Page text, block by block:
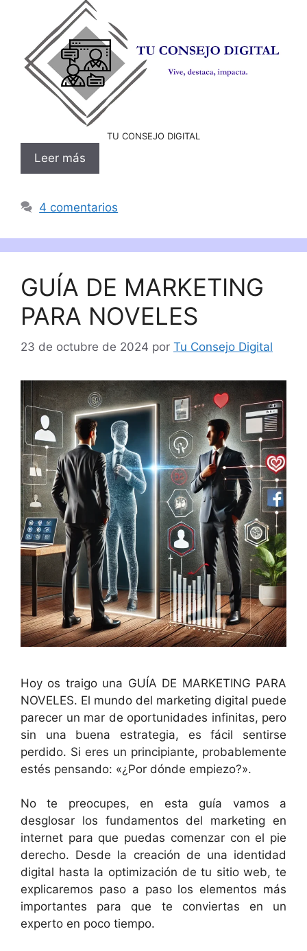
TU CONSEJO DIGITAL
Leer más
4 comentarios
GUÍA DE MARKETING
PARA NOVELES
23 de octubre de 2024 por Tu Consejo Digital
Hoy os traigo una GUÍA DE MARKETING PARA
NOVELES. El mundo del marketing digital puede
parecer un mar de oportunidades infinitas, pero
sin una buena estrategia, es fácil sentirse
perdido. Si eres un principiante, probablemente
estés pensando: «¿Por dónde empiezo?».
No te preocupes, en esta guía vamos a
desglosar los fundamentos del marketing en
internet para que puedas comenzar con el pie
derecho. Desde la creación de una identidad
digital hasta la optimización de tu sitio web, te
explicaremos paso a paso los elementos más
importantes para que te conviertas en un
experto en poco tiempo.